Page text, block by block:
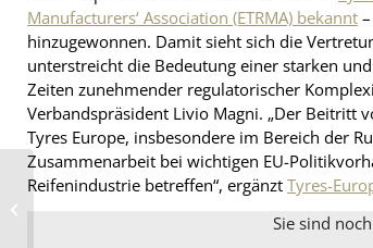
Manufacturers‘ Association (ETRMA) bekannt
hinzugewonnen. Damit sieht sich die
unterstreicht die Bedeutung einer starken
Zeiten zunehmender regulatorischer
Verbandspräsident Livio Magni. „Der Beitritt
Tyres Europe, insbesondere im Bereich der
Zusammenarbeit bei wichtigen EU-
Reifenindustrie betreffen“, ergänzt Tyres-
Sie sind